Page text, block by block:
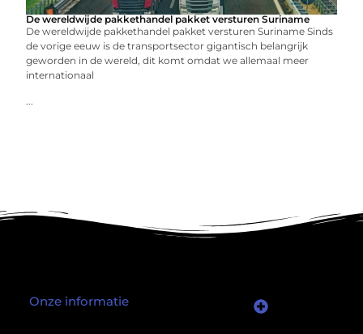
De wereldwijde pakkethandel pakket versturen Suriname
De wereldwijde pakkethandel pakket versturen Suriname Sinds
de vorige eeuw is de transportsector gigantisch belangrijk
geworden in de wereld, dit komt omdat we allemaal meer
internationaal
...
Onze informatie